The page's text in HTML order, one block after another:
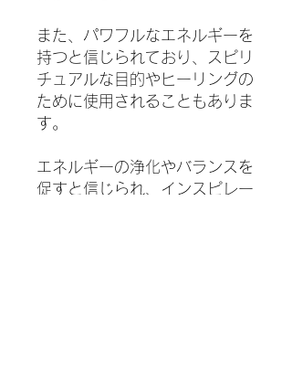
また、パワフルなエネルギーを
持つと信じられており、スピリ
チュアルな目的やヒーリングの
ために使用されることもありま
す。
エネルギーの浄化やバランスを
促すと信じられ、インスピレー